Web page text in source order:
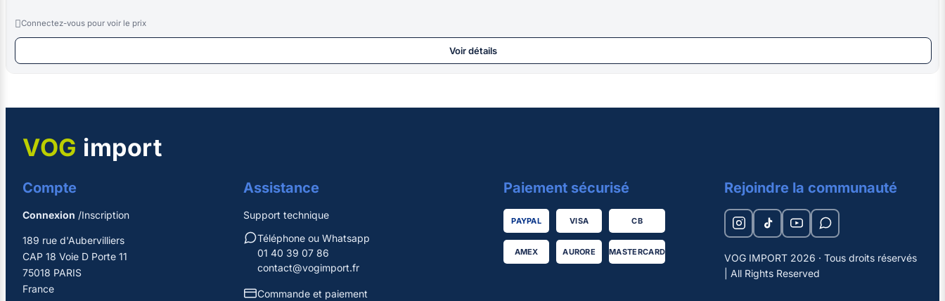
Connectez-vous pour voir le prix
Voir détails
VOG import
Compte
Connexion /Inscription
189 rue d'Aubervilliers
CAP 18 Voie D Porte 11
75018 PARIS
France
Assistance
Support technique
Téléphone ou Whatsapp
01 40 39 07 86
contact@vogimport.fr
Commande et paiement
Paiement sécurisé
PAYPAL VISA CB
AMEX AURORE MASTERCARD
Rejoindre la communauté
VOG IMPORT 2026 · Tous droits réservés
| All Rights Reserved